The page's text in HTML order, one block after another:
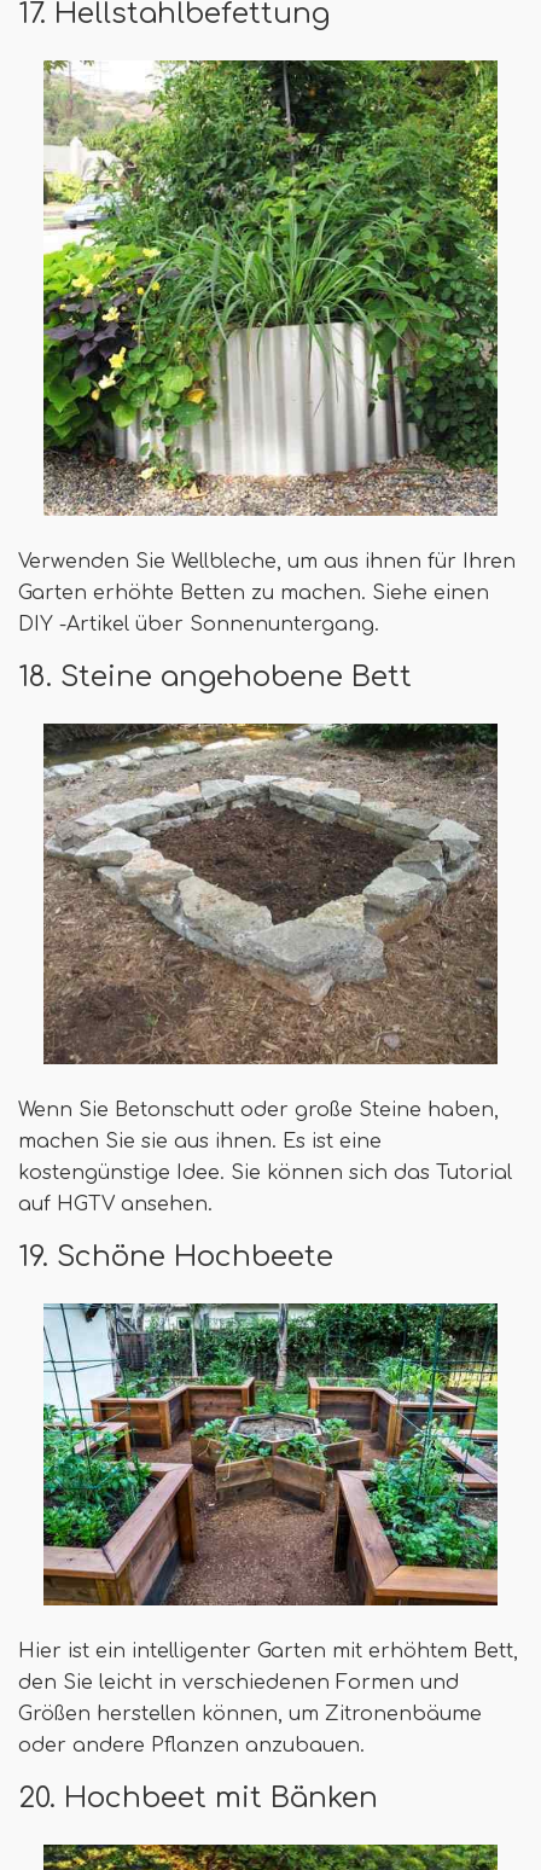
17. Hellstahlbefettung
Verwenden Sie Wellbleche, um aus ihnen für Ihren
Garten erhöhte Betten zu machen. Siehe einen
DIY -Artikel über Sonnenuntergang.
18. Steine ​​angehobene Bett
Wenn Sie Betonschutt oder große Steine ​​haben,
machen Sie sie aus ihnen. Es ist eine
kostengünstige Idee. Sie können sich das Tutorial
auf HGTV ansehen.
19. Schöne Hochbeete
Hier ist ein intelligenter Garten mit erhöhtem Bett,
den Sie leicht in verschiedenen Formen und
Größen herstellen können, um Zitronenbäume
oder andere Pflanzen anzubauen.
20. Hochbeet mit Bänken